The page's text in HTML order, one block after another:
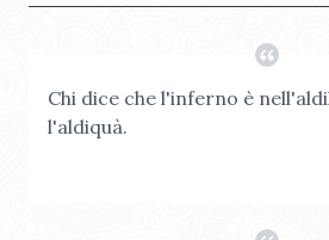
Chi dice che l'inferno è
l'aldiquà.